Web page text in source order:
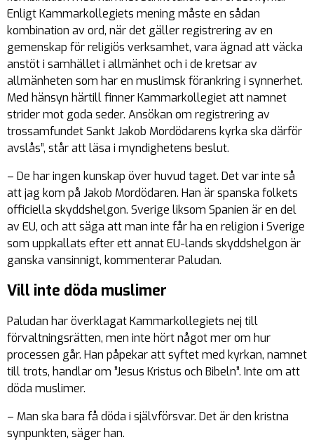
Enligt Kammarkollegiets mening måste en sådan
kombination av ord, när det gäller registrering av en
gemenskap för religiös verksamhet, vara ägnad att väcka
anstöt i samhället i allmänhet och i de kretsar av
allmänheten som har en muslimsk förankring i synnerhet.
Med hänsyn härtill finner Kammarkollegiet att namnet
strider mot goda seder. Ansökan om registrering av
trossamfundet Sankt Jakob Mordödarens kyrka ska därför
avslås”, står att läsa i myndighetens beslut.
– De har ingen kunskap över huvud taget. Det var inte så
att jag kom på Jakob Mordödaren. Han är spanska folkets
officiella skyddshelgon. Sverige liksom Spanien är en del
av EU, och att säga att man inte får ha en religion i Sverige
som uppkallats efter ett annat EU-lands skyddshelgon är
ganska vansinnigt, kommenterar Paludan.
Vill inte döda muslimer
Paludan har överklagat Kammarkollegiets nej till
förvaltningsrätten, men inte hört något mer om hur
processen går. Han påpekar att syftet med kyrkan, namnet
till trots, handlar om ”Jesus Kristus och Bibeln”. Inte om att
döda muslimer.
– Man ska bara få döda i självförsvar. Det är den kristna
synpunkten, säger han.